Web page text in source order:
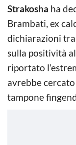
Strakosha ha
Brambati, ex
dichiarazioni
sulla positività al
riportato
avrebbe
tampone